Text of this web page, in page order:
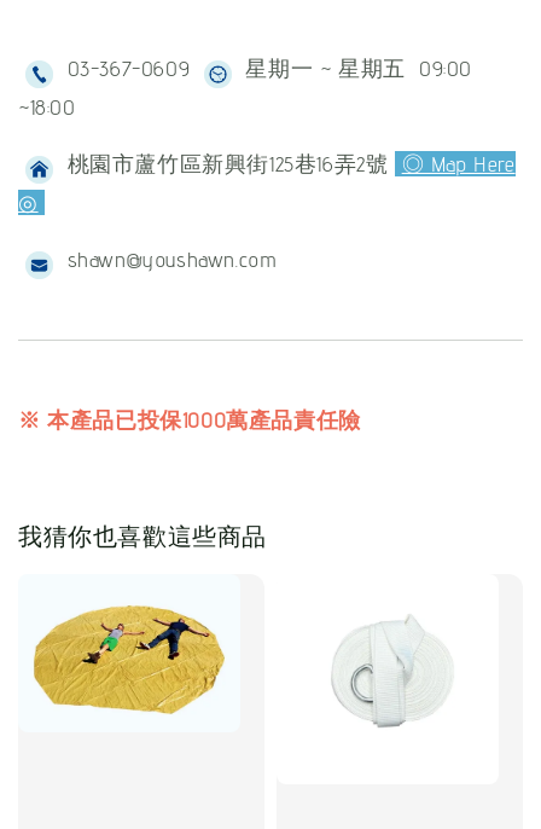
03-367-0609
星期一 ~ 星期五 09:00
~18:00
桃園市蘆竹區新興街125巷16弄2號
◎ Map Here
◎
shawn@youshawn.com
※ 本產品已投保1000萬產品責任險
我猜你也喜歡這些商品